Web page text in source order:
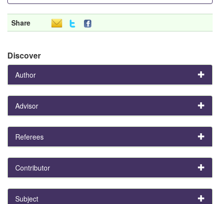
Share
Discover
Author
Advisor
Referees
Contributor
Subject